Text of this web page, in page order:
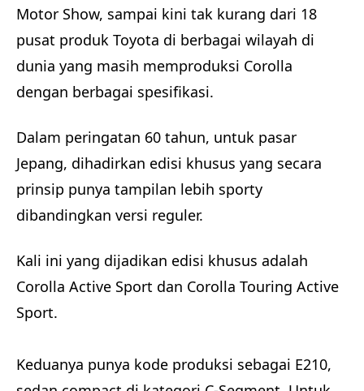
Motor Show, sampai kini tak kurang dari 18
pusat produk Toyota di berbagai wilayah di
dunia yang masih memproduksi Corolla
dengan berbagai spesifikasi.
Dalam peringatan 60 tahun, untuk pasar
Jepang, dihadirkan edisi khusus yang secara
prinsip punya tampilan lebih sporty
dibandingkan versi reguler.
Kali ini yang dijadikan edisi khusus adalah
Corolla Active Sport dan Corolla Touring Active
Sport.
Keduanya punya kode produksi sebagai E210,